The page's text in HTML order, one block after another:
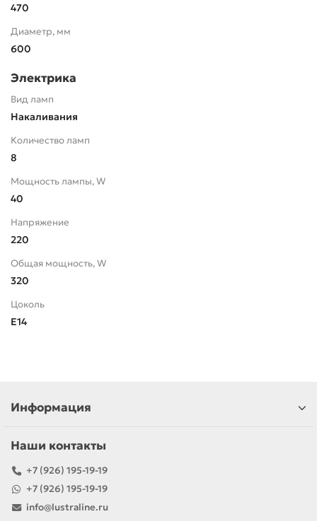
470
Диаметр, мм
600
Электрика
Вид ламп
Накаливания
Количество ламп
8
Мощность лампы, W
40
Напряжение
220
Общая мощность, W
320
Цоколь
E14
Информация
Наши контакты
+7 (926) 195-19-19
+7 (926) 195-19-19
info@lustraline.ru